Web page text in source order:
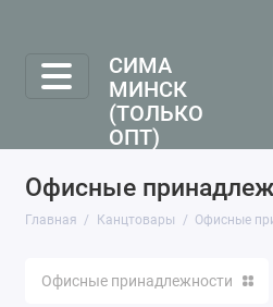
СИМА
МИНСК
(ТОЛЬКО
ОПТ)
Офисные
Главная Канцтовары Офисные
Офисные принадлежности